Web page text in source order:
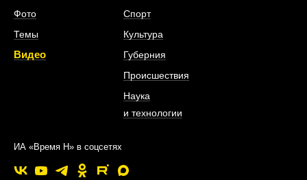
Фото
Темы
Видео
Спорт
Культура
Губерния
Происшествия
Наука
и технологии
ИА «Время Н» в соцсетях